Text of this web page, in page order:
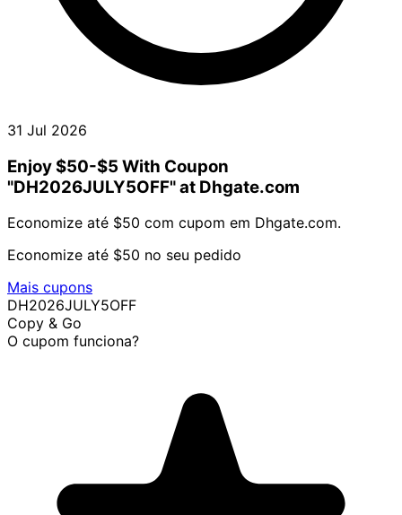
31 Jul 2026
Enjoy $50-$5 With Coupon
"DH2026JULY5OFF" at Dhgate.com
Economize até $50 com cupom em Dhgate.com.
Economize até $50 no seu pedido
Mais cupons
DH2026JULY5OFF
Copy & Go
O cupom funciona?